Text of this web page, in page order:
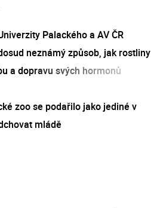
Palackého a AV ČR
neznámý způsob, jak rostliny
a dopravu svých hormonů
zoo se podařilo jako jediné v
mládě